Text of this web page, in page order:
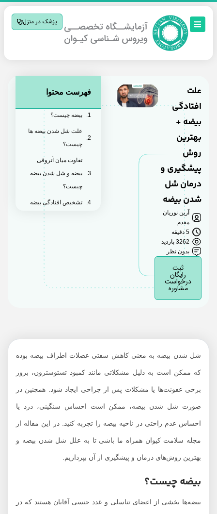
پزشک در منزل
افتادگی
بیضه‌‌ +
بهترین
روش
پیشگیری و
درمان شل
شدن بیضه
آرین نوریان
مقدم
5 دقیقه
3262 بازدید
بدون نظر
رایگان
درخواست
مشاوره
فهرست محتوا
بیضه چیست؟
علت شل شدن بیضه ها
چیست؟
تفاوت میان آتروفی
بیضه و شل شدن بیضه
چیست؟
تشخیص افتادگی بیضه
شل شدن بیضه به معنی کاهش سفتی عضلات اطراف بیضه بوده
که ممکن است به دلیل مشکلاتی مانند کمبود تستوسترون، بروز
برخی عفونت‌ها یا مشکلات پس از جراحی ایجاد شود. همچنین در
صورت شل شدن بیضه، ممکن است احساس سنگینی، درد یا
احساس عدم راحتی در ناحیه بیضه را تجربه کنید. در این مقاله از
مجله سلامت کیوان همراه ما باشی تا به علل شل شدن بیضه‌ و
بهترین روش‌های درمان و پیشگیری از آن بپردازیم.
بیضه چیست؟
بیضه‌ها بخشی از اعضای تناسلی و غدد جنسی آقایان هستند که در